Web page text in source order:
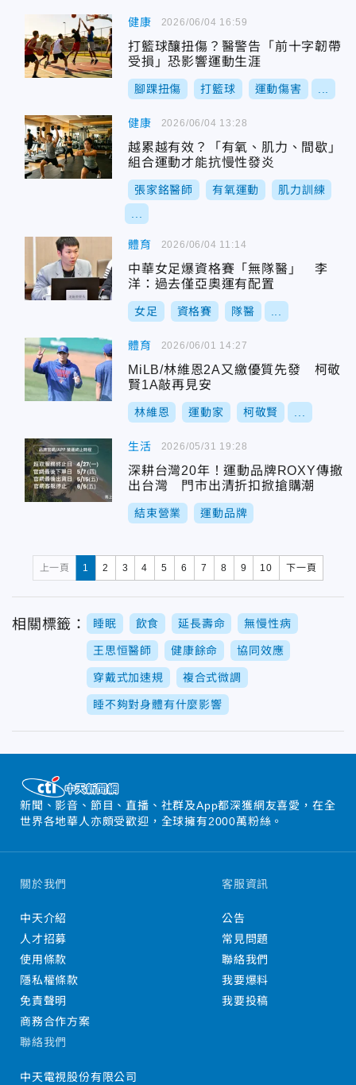
健康
打籃球釀扭傷？醫警告「前十字韌帶
受損」恐影響運動生涯
腳踝扭傷 打籃球 運動傷害
2026/06/04 16:59
健康
越累越有效？「有氧、肌力、間歇」
組合運動才能抗慢性發炎
張家銘醫師 有氧運動 肌力訓練
2026/06/04 13:28
體育
中華女足爆資格賽「無隊醫」 李
洋：過去僅亞奧運有配置
女足 資格賽 隊醫
2026/06/04 11:14
體育
MiLB/林維恩2A又繳優質先發 柯敬
賢1A敲再見安
林維恩 運動家 柯敬賢
2026/06/01 14:27
生活
深耕台灣20年！運動品牌ROXY傳撤
出台灣 門市出清折扣掀搶購潮
結束營業 運動品牌
2026/05/31 19:28
上一頁 1 2 3 4 5 6 7 8 9 10 下一頁
相關標籤： 睡眠 飲食 延長壽命 無慢性病
王思恒醫師 健康餘命 協同效應
穿戴式加速規 複合式微調
睡不夠對身體有什麼影響
新聞、影音、節目、直播、社群及App都深獲網友喜愛，在全
世界各地華人亦頗受歡迎，全球擁有2000萬粉絲。
關於我們
中天介紹
人才招募
使用條款
隱私權條款
免責聲明
商務合作方案
客服資訊
公告
常見問題
聯絡我們
我要爆料
我要投稿
聯絡我們
中天電視股份有限公司